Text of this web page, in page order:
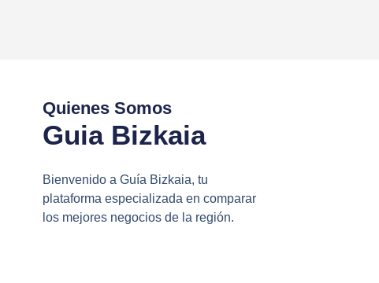
Quienes Somos
Guia Bizkaia
Bienvenido a Guía Bizkaia, tu
plataforma especializada en comparar
los mejores negocios de la región.